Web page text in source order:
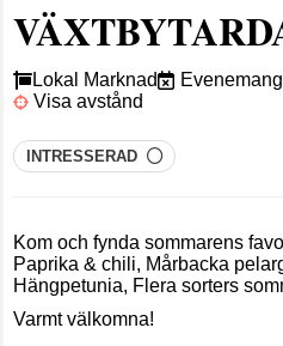
Lokal Marknad
Visa avstånd
INTRESSERAD
Kom och fynda sommarens
Paprika & chili, Mårbacka
Hängpetunia, Flera sorters
Varmt välkomna!